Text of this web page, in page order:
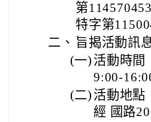
第
特字第
二、 旨揭活動訊
(一) 活動時間
9:00-
(二) 活動地點
經 國路